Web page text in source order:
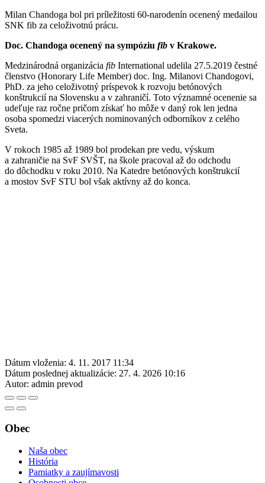
Milan Chandoga bol pri príležitosti 60-narodenín ocenený medailou
SNK fib za celoživotnú prácu.
Doc. Chandoga ocenený na sympóziu fib v Krakowe.
Medzinárodná organizácia fib International udelila 27.5.2019 čestné
členstvo (Honorary Life Member) doc. Ing. Milanovi Chandogovi,
PhD. za jeho celoživotný príspevok k rozvoju betónových
konštrukcií na Slovensku a v zahraničí. Toto významné ocenenie sa
udeľuje raz ročne pričom získať ho môže v daný rok len jedna
osoba spomedzi viacerých nominovaných odborníkov z celého
Sveta.
V rokoch 1985 až 1989 bol prodekan pre vedu, výskum
a zahraničie na SvF SVŠT, na škole pracoval až do odchodu
do dôchodku v roku 2010. Na Katedre betónových konštrukcií
a mostov SvF STU bol však aktívny až do konca.
Dátum vloženia: 4. 11. 2017 11:34
Dátum poslednej aktualizácie: 27. 4. 2026 10:16
Autor: admin prevod
Obec
Naša obec
História
Pamiatky a zaujímavosti